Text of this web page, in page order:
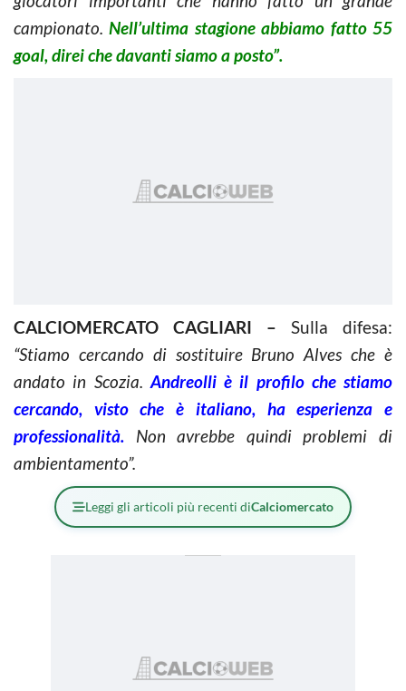
campionato.Nell’ultima stagione abbiamo fatto 55
goal, direi che davanti siamo a posto”.
CALCIOMERCATO CAGLIARI – Sulla difesa:
“Stiamo cercando di sostituire Bruno Alves che è
andato in Scozia. Andreolli è il profilo che stiamo
cercando, visto che è italiano, ha esperienza e
professionalità.
Non avrebbe quindi problemi di
ambientamento”.
Leggi gli articoli più recenti diCalciomercato